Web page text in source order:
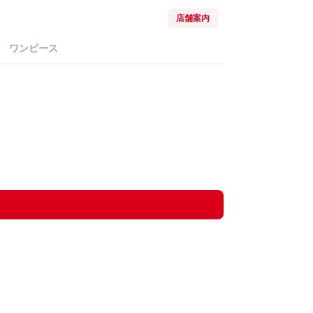
店舗案内
ワンピース